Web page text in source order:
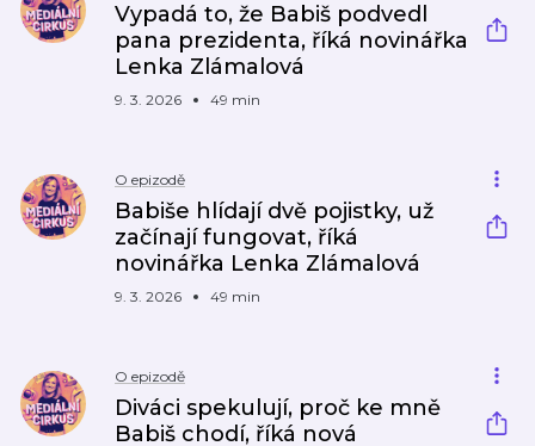
Vypadá to, že Babiš podvedl
pana prezidenta, říká novinářka
Lenka Zlámalová
9. 3. 2026 49 min
O epizodě
Babiše hlídají dvě pojistky, už
začínají fungovat, říká
novinářka Lenka Zlámalová
9. 3. 2026 49 min
O epizodě
Diváci spekulují, proč ke mně
Babiš chodí, říká nová